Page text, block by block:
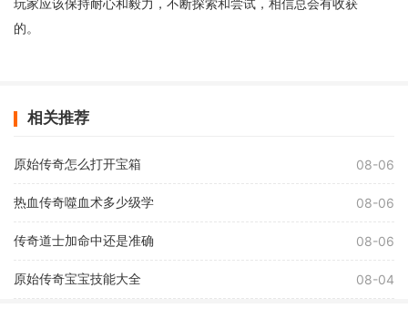
的。
相关推荐
原始传奇怎么打开宝箱 08-06
热血传奇噬血术多少级学 08-06
传奇道士加命中还是准确 08-06
原始传奇宝宝技能大全 08-04